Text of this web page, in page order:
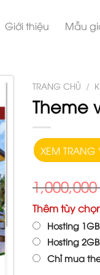
Giới thiệu Mẫu
TRANG CHỦ /
Theme
XEM TRANG
Thêm tùy
Hosting
Hosting
Chỉ mua